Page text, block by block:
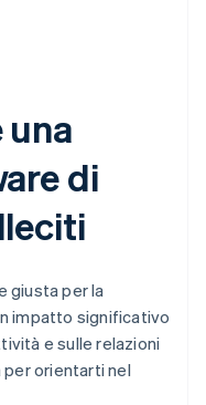
una
di
giusta per la
impatto significativo
e sulle relazioni
per orientarti nel